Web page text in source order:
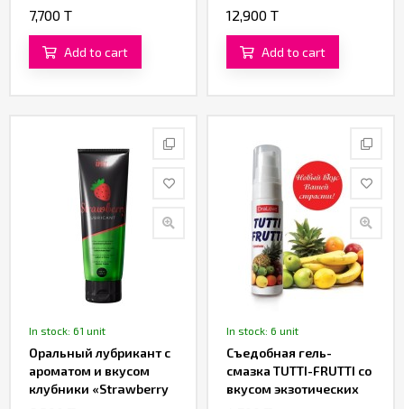
«All-Natural
Strawberry» от «Orgie»
(150 ML)
7,700 T
Add to cart
CHOCOLATE» от «System
JO» 120 ML
12,900 T
Add to cart
In stock: 61 unit
Оральный лубрикант с
ароматом и вкусом
клубники «Strawberry
In stock: 6 unit
Съедобная гель-
смазка TUTTI-FRUTTI со
вкусом экзотических